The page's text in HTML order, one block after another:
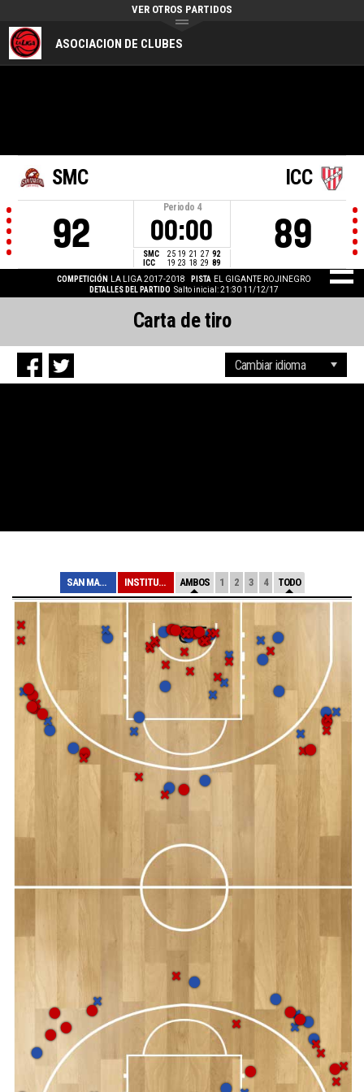
ASOCIACION DE CLUBES
VER OTROS PARTIDOS
SMC
92
Periodo 4
00:00
SMC 25 19 21 27 92
ICC
19 23 18 29 89
ICC
89
COMPETICIÓN LA LIGA 2017-2018 PISTA EL GIGANTE ROJINEGRO
DETALLES DEL PARTIDO Salto inicial: 21:30 11/12/17
Carta de tiro
SAN MARTIN INSTITUTO AMBOS 1 2 3 4 TODO